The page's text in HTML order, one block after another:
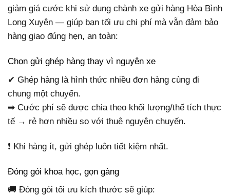
giảm giá cước khi sử dụng chành xe gửi hàng Hòa Bình
Long Xuyên — giúp bạn tối ưu chi phí mà vẫn đảm bảo
hàng giao đúng hẹn, an toàn:
Chọn gửi ghép hàng thay vì nguyên xe
✔ Ghép hàng là hình thức nhiều đơn hàng cùng đi
chung một chuyến.
➡ Cước phí sẽ được chia theo khối lượng/thể tích thực
tế → rẻ hơn nhiều so với thuê nguyên chuyến.
❗ Khi hàng ít, gửi ghép luôn tiết kiệm nhất.
Đóng gói khoa học, gọn gàng
🚚 Đóng gói tối ưu kích thước sẽ giúp: